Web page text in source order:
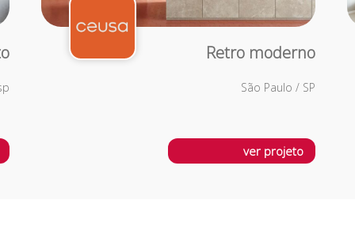
Retro moderno
São Paulo / SP
ver projeto